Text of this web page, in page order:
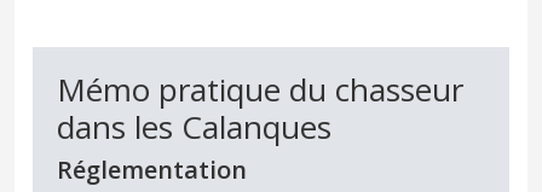
Mémo pratique du chasseur
dans les Calanques
Réglementation